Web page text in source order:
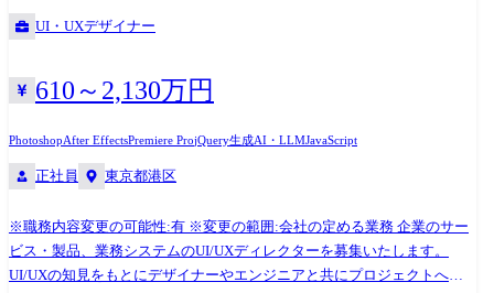
ループ、コナミなど、ゲーム業界を牽引するトップ企業と安定的な取引
を行っております。プロダクションカンパニーの一員として様々なクラ
い多彩なスキルやノウハウを身に付けることが可能です!
UI・UXデザイナー
610～2,130万円
PhotoshopAfter EffectsPremiere ProjQuery生成AI・LLMJavaScript
正社員 東京都港区
※職務内容変更の可能性:有 ※変更の範囲:会社の定める業務 企業のサー
ビス・製品、業務システムのUI/UXディレクターを募集いたします。
UI/UXの知見をもとにデザイナーやエンジニアと共にプロジェクトへ伴